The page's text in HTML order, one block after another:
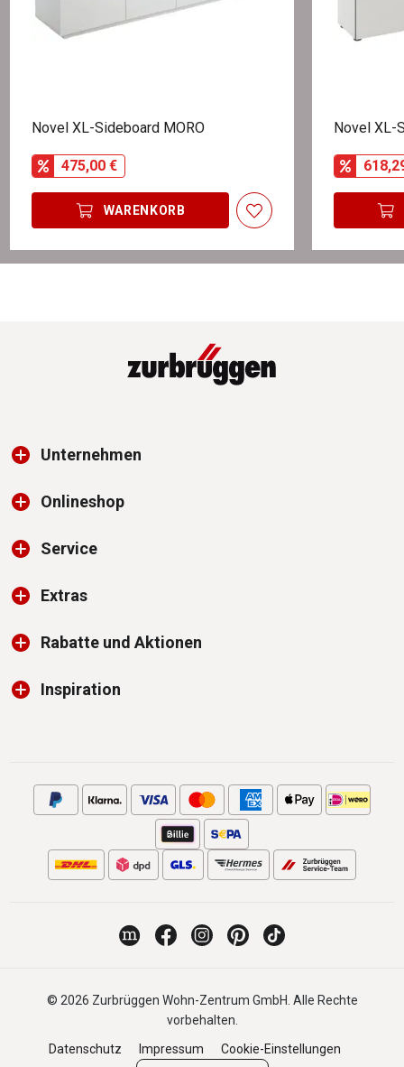
Novel XL-Sideboard MORO
475,00 €
WARENKORB
Novel XL-
Unternehmen
Onlineshop
Service
Extras
Rabatte und Aktionen
Inspiration
© 2026 Zurbrüggen Wohn-Zentrum GmbH. Alle Rechte
vorbehalten.
Datenschutz
Impressum
Cookie-Einstellungen